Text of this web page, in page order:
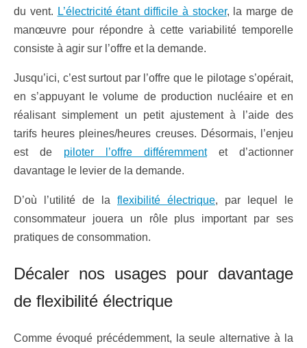
du vent. L’électricité étant difficile à stocker, la marge de
manœuvre pour répondre à cette variabilité temporelle
consiste à agir sur l’offre et la demande.
Jusqu’ici, c’est surtout par l’offre que le pilotage s’opérait,
en s’appuyant le volume de production nucléaire et en
réalisant simplement un petit ajustement à l’aide des
tarifs heures pleines/heures creuses. Désormais, l’enjeu
est de piloter l’offre différemmentet d’actionner
davantage le levier de la demande.
D’où l’utilité de la flexibilité électrique, par lequel le
consommateur jouera un rôle plus important par ses
pratiques de consommation.
Décaler nos usages pour davantage
de flexibilité électrique
Comme évoqué précédemment, la seule alternative à la